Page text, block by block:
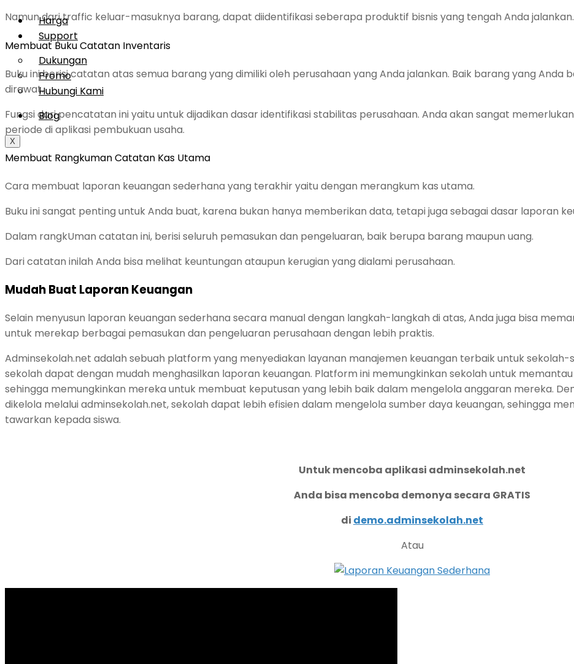
Harga
Support
Dukungan
Promo
Hubungi Kami
Blog
X
Namun dari traffic keluar-masuknya barang, dapat diidentifikasi seberapa produktif bisnis yang tengah Anda jalankan.
Membuat Buku Catatan Inventaris
Buku ini berisi catatan atas semua barang yang dimiliki oleh perusahaan yang Anda jalankan. Baik barang yang Anda
dirawat.
Fungsi dari pencatatan ini yaitu untuk dijadikan dasar identifikasi stabilitas perusahaan. Anda akan sangat
periode di aplikasi pembukuan usaha.
Membuat Rangkuman Catatan Kas Utama
Cara membuat laporan keuangan sederhana yang terakhir yaitu dengan merangkum kas utama.
Buku ini sangat penting untuk Anda buat, karena bukan hanya memberikan data, tetapi juga sebagai dasar laporan
Dalam rangkUman catatan ini, berisi seluruh pemasukan dan pengeluaran, baik berupa barang maupun uang.
Dari catatan inilah Anda bisa melihat keuntungan ataupun kerugian yang dialami perusahaan.
Mudah Buat Laporan Keuangan
Selain menyusun laporan keuangan sederhana secara manual dengan langkah-langkah di atas, Anda juga bisa
untuk merekap berbagai pemasukan dan pengeluaran perusahaan dengan lebih praktis.
Adminsekolah.net adalah sebuah platform yang menyediakan layanan manajemen keuangan terbaik untuk
sekolah dapat dengan mudah menghasilkan laporan keuangan. Platform ini memungkinkan sekolah untuk
sehingga memungkinkan mereka untuk membuat keputusan yang lebih baik dalam mengelola anggaran mereka.
dikelola melalui adminsekolah.net, sekolah dapat lebih efisien dalam mengelola sumber daya keuangan, sehingga
tawarkan kepada siswa.
Untuk mencoba aplikasi adminsekolah.net
Anda bisa mencoba demonya secara GRATIS
di demo.adminsekolah.net
Atau